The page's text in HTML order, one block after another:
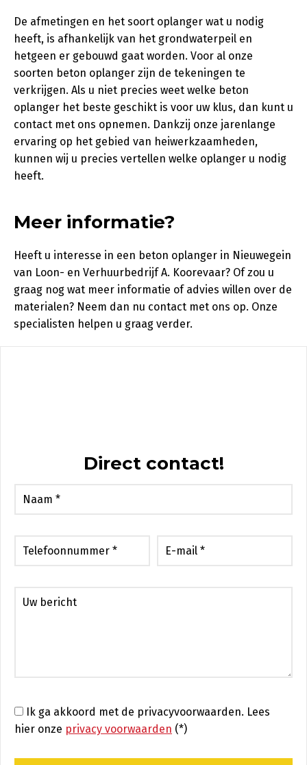
De afmetingen en het soort oplanger wat u nodig
heeft, is afhankelijk van het grondwaterpeil en
hetgeen er gebouwd gaat worden. Voor al onze
soorten beton oplanger zijn de tekeningen te
verkrijgen. Als u niet precies weet welke beton
oplanger het beste geschikt is voor uw klus, dan kunt u
contact met ons opnemen. Dankzij onze jarenlange
ervaring op het gebied van heiwerkzaamheden,
kunnen wij u precies vertellen welke oplanger u nodig
heeft.
Meer informatie?
Heeft u interesse in een beton oplanger in Nieuwegein
van Loon- en Verhuurbedrijf A. Koorevaar? Of zou u
graag nog wat meer informatie of advies willen over de
materialen? Neem dan nu contact met ons op. Onze
specialisten helpen u graag verder.
Direct contact!
Ik ga akkoord met de privacyvoorwaarden. Lees
hier onze privacy voorwaarden (*)